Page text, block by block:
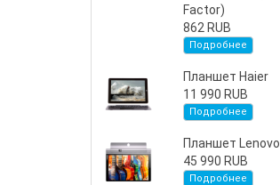
Factor)
862 RUB
Подробнее
Планшет Haier
11 990 RUB
Подробнее
Планшет Lenovo
45 990 RUB
Подробнее